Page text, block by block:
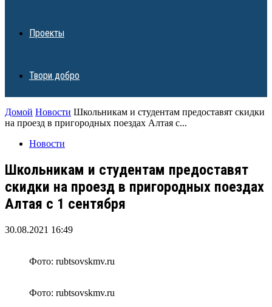
Проекты
Твори добро
Домой Новости Школьникам и студентам предоставят скидки
на проезд в пригородных поездах Алтая с...
Новости
Школьникам и студентам предоставят
скидки на проезд в пригородных поездах
Алтая с 1 сентября
30.08.2021 16:49
Фото: rubtsovskmv.ru
Фото: rubtsovskmv.ru